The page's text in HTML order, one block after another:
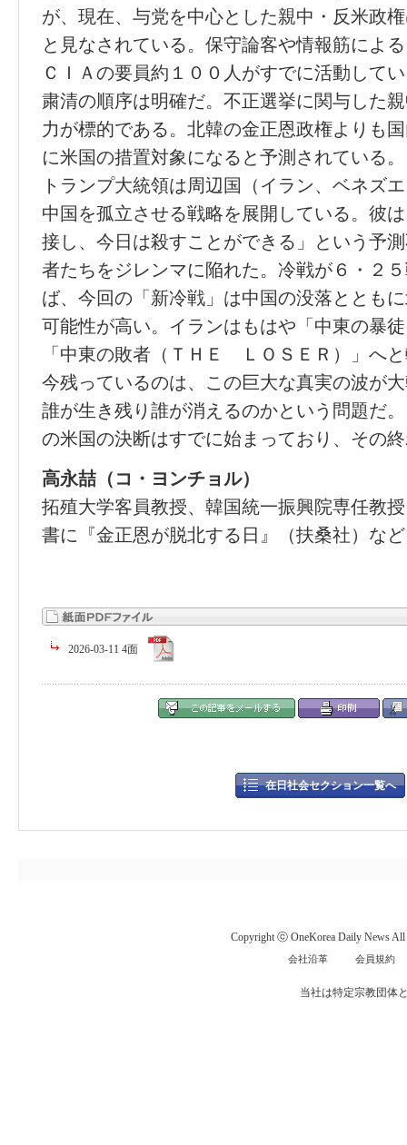
が、現在、与党を中心とした親中・反米政
と見なされている。保守論客や情報筋によ
ＣＩＡの要員約１００人がすでに活動して
粛清の順序は明確だ。不正選挙に関与した
力が標的である。北韓の金正恩政権よりも
に米国の措置対象になると予測されている。
トランプ大統領は周辺国（イラン、ベネズ
中国を孤立させる戦略を展開している。彼
接し、今日は殺すことができる」という予
者たちをジレンマに陥れた。冷戦が６・２
ば、今回の「新冷戦」は中国の没落ととも
可能性が高い。イランはもはや「中東の暴
「中東の敗者（ＴＨＥ ＬＯＳＥＲ）」へ
今残っているのは、この巨大な真実の波が
誰が生き残り誰が消えるのかという問題だ
の米国の決断はすでに始まっており、その
高永喆（コ・ヨンチョル）
拓殖大学客員教授、韓国統一振興院専任教
書に『金正恩が脱北する日』（扶桑社）な
2026-03-11 4面
在日社会セクション一覧へ
Copyright ⓒ OneKorea Daily News All
会社沿革 会員規約
当社は特定宗教団体